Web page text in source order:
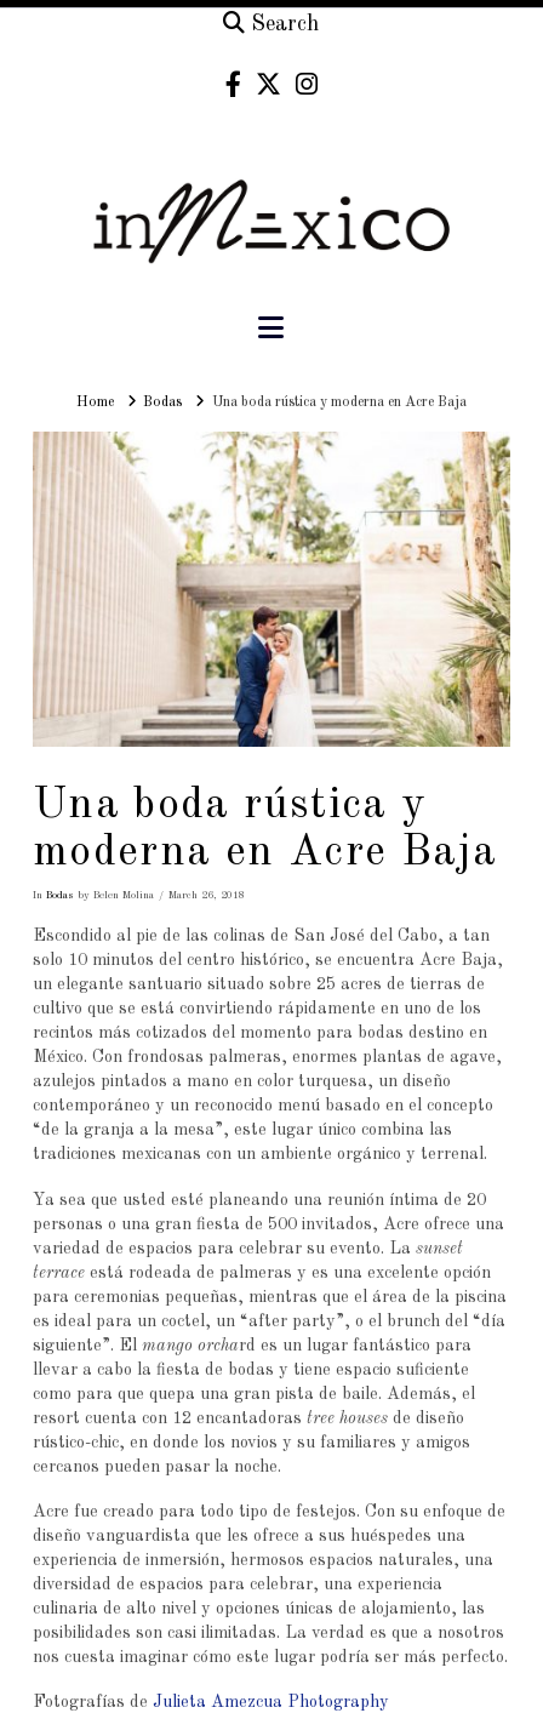
Search
Navigation
HomeHomeBodas Una boda rústica y moderna en Acre Baja
Una boda rústica y
moderna en Acre Baja
In Bodas by Belen Molina March 26, 2018
Escondido al pie de las colinas de San José del Cabo, a tan
solo 10 minutos del centro histórico, se encuentra Acre Baja,
un elegante santuario situado sobre 25 acres de tierras de
cultivo que se está convirtiendo rápidamente en uno de los
recintos más cotizados del momento para bodas destino en
México. Con frondosas palmeras, enormes plantas de agave,
azulejos pintados a mano en color turquesa, un diseño
contemporáneo y un reconocido menú basado en el concepto
“de la granja a la mesa”, este lugar único combina las
tradiciones mexicanas con un ambiente orgánico y terrenal.
Ya sea que usted esté planeando una reunión íntima de 20
personas o una gran fiesta de 500 invitados, Acre ofrece una
variedad de espacios para celebrar su evento. La sunset
terraceestá rodeada de palmeras y es una excelente opción
para ceremonias pequeñas, mientras que el área de la piscina
es ideal para un coctel, un “after party”, o el brunch del “día
siguiente”. El mango orchard es un lugar fantástico para
llevar a cabo la fiesta de bodas y tiene espacio suficiente
como para que quepa una gran pista de baile. Además, el
resort cuenta con 12 encantadoras tree houses de diseño
rústico-chic, en donde los novios y su familiares y amigos
cercanos pueden pasar la noche.
Acre fue creado para todo tipo de festejos. Con su enfoque de
diseño vanguardista que les ofrece a sus huéspedes una
experiencia de inmersión, hermosos espacios naturales, una
diversidad de espacios para celebrar, una experiencia
culinaria de alto nivel y opciones únicas de alojamiento, las
posibilidades son casi ilimitadas. La verdad es que a nosotros
nos cuesta imaginar cómo este lugar podría ser más perfecto.
Fotografías de Julieta Amezcua Photography